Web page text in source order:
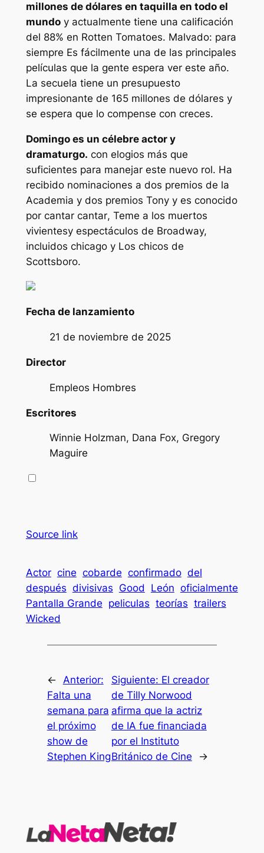
millones de dólares en taquilla en todo el
mundoy actualmente tiene una calificación
del 88% en Rotten Tomatoes. Malvado: para
siempre Es fácilmente una de las principales
películas que la gente espera ver este año.
La secuela tiene un presupuesto
impresionante de 165 millones de dólares y
se espera que lo compense con creces.
Domingo es un célebre actor y
dramaturgo. con elogios más que
suficientes para manejar este nuevo rol. Ha
recibido nominaciones a dos premios de la
Academia y dos premios Tony y es conocido
por cantar cantar, Teme a los muertos
vivientesy espectáculos de Broadway,
incluidos chicago y Los chicos de
Scottsboro.
Fecha de lanzamiento
21 de noviembre de 2025
Director
Empleos Hombres
Escritores
Winnie Holzman, Dana Fox, Gregory
Maguire
Source link
Actor cine cobarde confirmado del
después divisivas Good León oficialmente
Pantalla Grande peliculas teorías trailers
Wicked
←
Anterior:
Falta una
semana para
el próximo
show de
Stephen King
Siguiente: El creador
de Tilly Norwood
afirma que la actriz
de IA fue financiada
por el Instituto
Británico de Cine
→